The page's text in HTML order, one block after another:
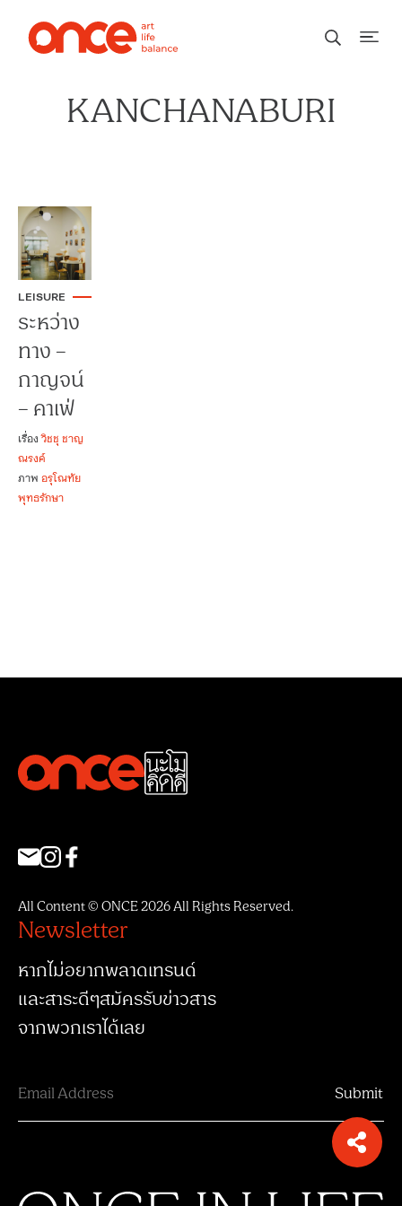
KANCHANABURI
LEISURE
ระหว่าง
ทาง –
กาญจน์
– คาเฟ่
เรื่องวิชชุ ชาญ
ณรงค์
ภาพ อรุโณทัย
พุทธรักษา
All Content © ONCE 2026 All Rights Reserved.
Newsletter
หากไม่อยากพลาดเทรนด์
และสาระดีๆสมัครรับข่าวสาร
จากพวกเราได้เลย